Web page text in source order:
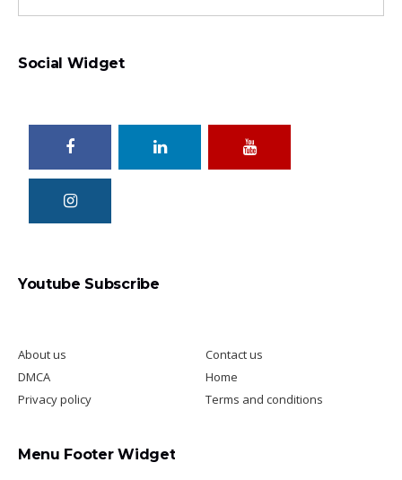
Social Widget
Youtube Subscribe
About us
Contact us
DMCA
Home
Privacy policy
Terms and conditions
Menu Footer Widget